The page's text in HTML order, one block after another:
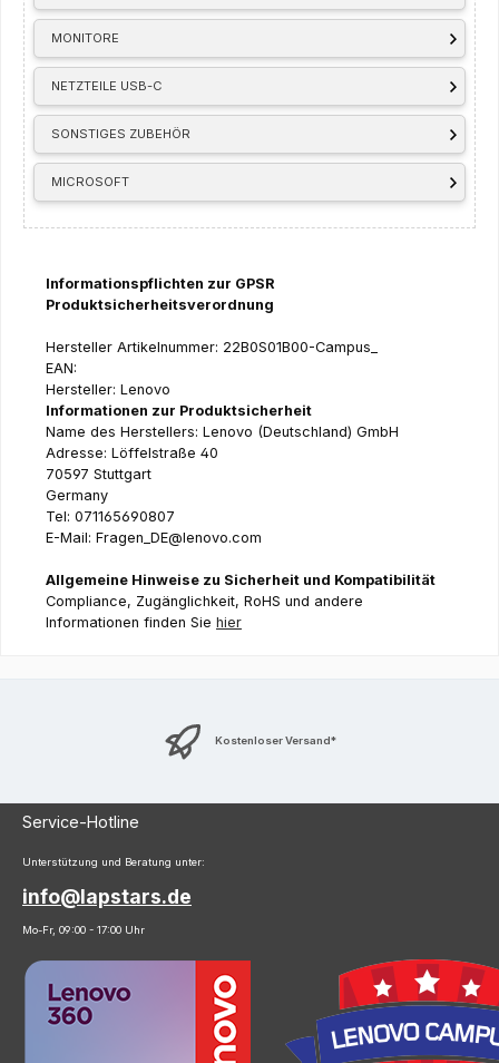
MONITORE
NETZTEILE USB-C
SONSTIGES ZUBEHÖR
MICROSOFT
Informationspflichten zur GPSR
Produktsicherheitsverordnung
Hersteller Artikelnummer: 22B0S01B00-Campus_
EAN:
Hersteller: Lenovo
Informationen zur Produktsicherheit
Name des Herstellers: Lenovo (Deutschland) GmbH
Adresse: Löffelstraße 40
70597 Stuttgart
Germany
Tel: 071165690807
E-Mail: Fragen_DE@lenovo.com
Allgemeine Hinweise zu Sicherheit und Kompatibilität
Compliance, Zugänglichkeit, RoHS und andere
Informationen finden Sie hier
Kostenloser Versand*
Service-Hotline
Unterstützung und Beratung unter:
info@lapstars.de
Mo-Fr, 09:00 - 17:00 Uhr